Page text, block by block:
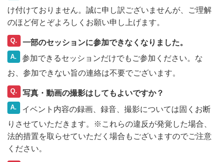
け付けておりません。誠に申し訳ございませんが、ご理解
のほど何とぞよろしくお願い申し上げます。
Q. 一部のセッションに参加できなくなりました。
A.
参加できるセッションだけでもご参加ください。な
お、参加できない旨の連絡は不要でございます。
Q. 写真・動画の撮影はしてもよいですか？
A.
イベント内容の録画、録音、撮影については固くお断
りさせていただきます。※これらの違反が発覚した場合、
法的措置を取らせていただく場合もございますのでご注意
ください。